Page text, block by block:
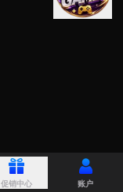
促销中心 账户